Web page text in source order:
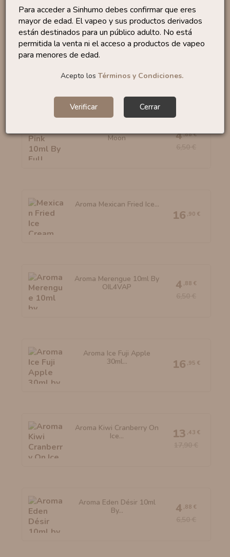
Para acceder a Sinhumo debes confirmar que eres
mayor de edad. El vapeo y sus productos derivados
están destinados para un público adulto. No está
permitida la venta ni el acceso a productos de vapeo
para menores de edad.
Acepto los Términos y Condiciones.
Verificar Cerrar
Marca:Dinner Lady
Categoría:Tabaquil/Dulce
Formato:30 ml
Tiempo maceración:5 a 10 días
Productos similares
Moon
4,88 €
Aroma Mexican Fried Ice...
16 ,90 €
Aroma Merengue 10ml By
OIL4VAP
4 ,88 €
Aroma Ice Fuji Apple
30ml...
16 ,95 €
Aroma Kiwi Cranberry On
Ice...
13 ,43 €
Aroma Eden Désir 10ml
By...
4 ,88 €